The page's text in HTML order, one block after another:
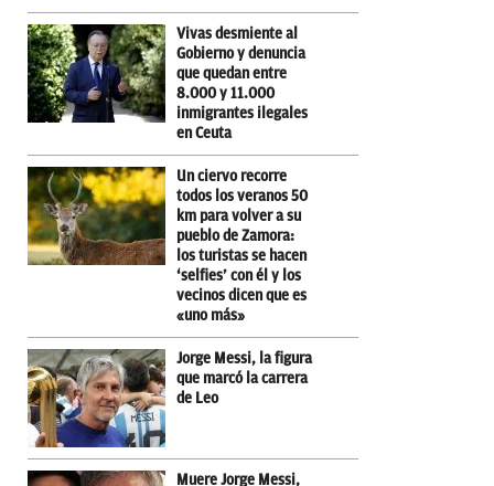
Vivas desmiente al
Gobierno y denuncia
que quedan entre
8.000 y 11.000
inmigrantes ilegales
en Ceuta
Un ciervo recorre
todos los veranos 50
km para volver a su
pueblo de Zamora:
los turistas se hacen
‘selfies’ con él y los
vecinos dicen que es
«uno más»
Jorge Messi, la figura
que marcó la carrera
de Leo
Muere Jorge Messi,